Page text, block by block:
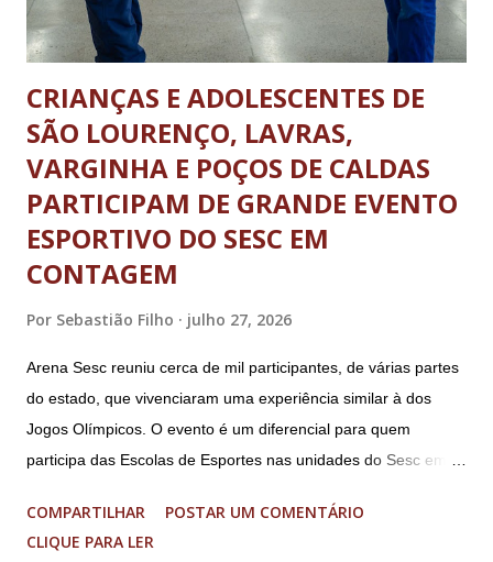
CRIANÇAS E ADOLESCENTES DE
SÃO LOURENÇO, LAVRAS,
VARGINHA E POÇOS DE CALDAS
PARTICIPAM DE GRANDE EVENTO
ESPORTIVO DO SESC EM
CONTAGEM
Por Sebastião Filho julho 27, 2026
Arena Sesc reuniu cerca de mil participantes, de várias partes
do estado, que vivenciaram uma experiência similar à dos
Jogos Olímpicos. O evento é um diferencial para quem
participa das Escolas de Esportes nas unidades do Sesc em
adolescentes. É isso que o Arena Sesc proporcionou para 165
integrantes das Escolas de Esportes do Sesc São Lourenço,
COMPARTILHAR
POSTAR UM COMENTÁRIO
CLIQUE PARA LER